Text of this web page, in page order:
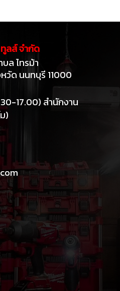
ลส์ จำกัด
ล ไทรม้า
ด นนทบุรี 11000
17.00) สำนักงาน
)